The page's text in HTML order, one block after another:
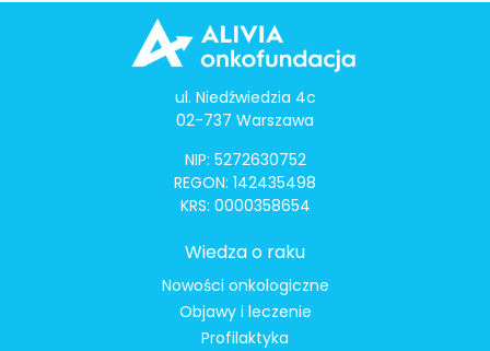
ul. Niedźwiedzia 4c
02-737 Warszawa
NIP: 5272630752
REGON: 142435498
KRS: 0000358654
Wiedza o raku
Nowości onkologiczne
Objawy i leczenie
Profilaktyka